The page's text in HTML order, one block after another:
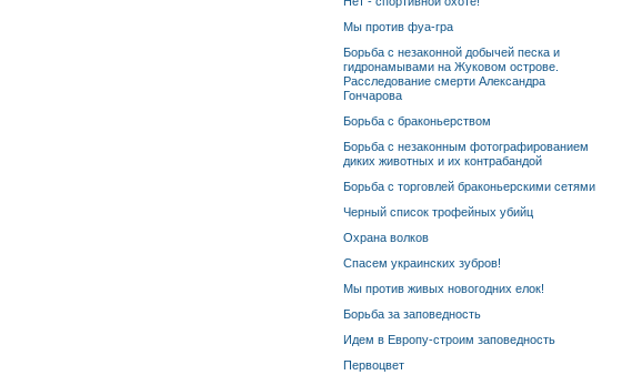
Мы против фуа-гра
Борьба с незаконной добычей песка и
гидронамывами на Жуковом острове.
Расследование смерти Александра
Гончарова
Борьба с браконьерством
Борьба с незаконным фотографированием
диких животных и их контрабандой
Борьба с торговлей браконьерскими сетями
Черный список трофейных убийц
Охрана волков
Спасем украинских зубров!
Мы против живых новогодних елок!
Борьба за заповедность
Идем в Европу-строим заповедность
Первоцвет